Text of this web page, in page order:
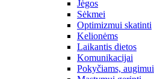
Jėgos
Sėkmei
Optimizmui skatinti
Kelionėms
Laikantis dietos
Komunikacijai
Pokyčiams, augimui